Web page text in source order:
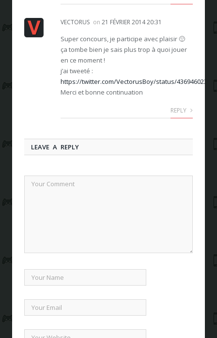
VECTORUS on 21 FÉVRIER 2014 20:31
Super concours, je participe avec plaisir 🙂
ça tombe bien je sais plus trop à quoi jouer
en ce moment !
j’ai tweeté :
https://twitter.com/VectorusBoy/status/
Merci et bonne continuation
REPLY
LEAVE A REPLY